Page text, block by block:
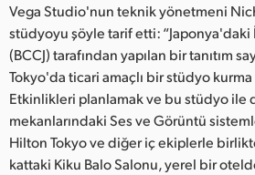
Vega Studio'nun teknik yönetmeni
stüdyoyu şöyle tarif etti: “Japonya'daki
(BCCJ) tarafından yapılan bir tanıtım
Tokyo'da ticari amaçlı bir stüdyo kurma
Etkinlikleri planlamak ve bu stüdyo ile
mekanlarındaki Ses ve Görüntü
Hilton Tokyo ve diğer iç ekiplerle
kattaki Kiku Balo Salonu, yerel bir